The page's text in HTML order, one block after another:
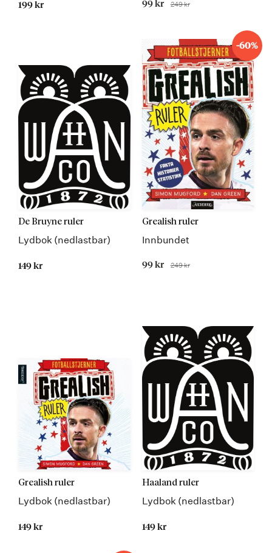
199 kr Tilbudspris
99 kr Før
249 kr
De Bruyne ruler
Lydbok (nedlastbar)
149 kr
-60%
Grealish ruler
Innbundet
Tilbudspris
99 kr Før
249 kr
Grealish ruler
Lydbok (nedlastbar)
149 kr
Haaland ruler
Lydbok (nedlastbar)
149 kr